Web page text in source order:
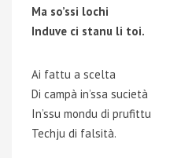
Ma so’ssi lochi
Induve ci stanu li toi.
Ai fattu a scelta
Di campà in’ssa sucietà
In’ssu mondu di prufittu
Techju di falsità.